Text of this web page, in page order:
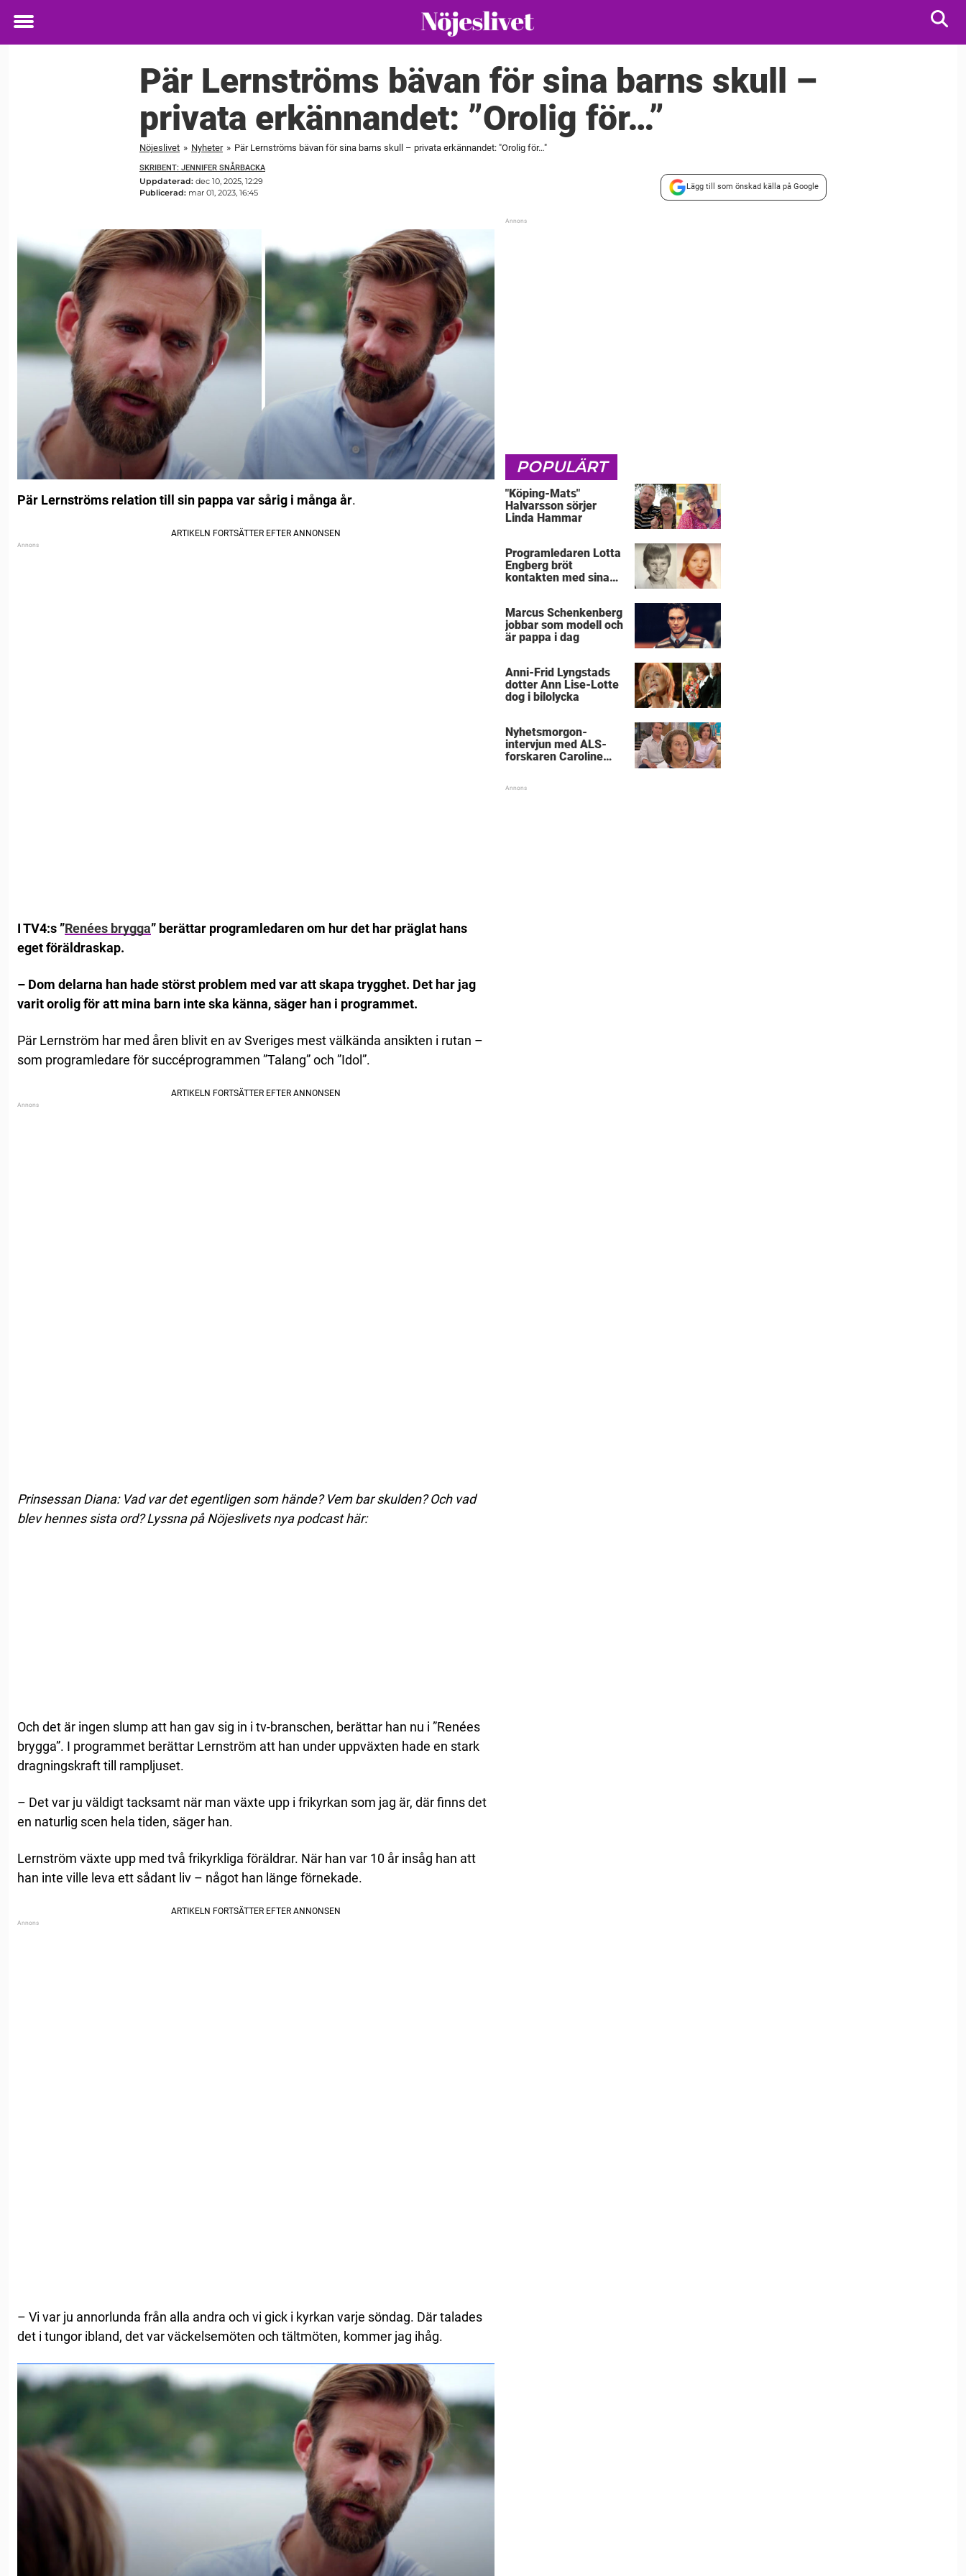
Toggle
Pär Lernströms bävan för sina barns skull –
privata erkännandet: ”Orolig för…”
Nöjeslivet » Nyheter » Pär Lernströms bävan för sina barns skull – privata erkännandet: "Orolig för…"
SKRIBENT: JENNIFER SNÅRBACKA
Uppdaterad: dec 10, 2025, 12:29
Publicerad: mar 01, 2023, 16:45
Lägg till som önskad källa på Google
Pär Lernströms relation till sin pappa var sårig i många år.
I TV4:s ”Renées brygga” berättar programledaren om hur det har präglat hans
eget föräldraskap.
– Dom delarna han hade störst problem med var att skapa trygghet. Det har jag
varit orolig för att mina barn inte ska känna, säger han i programmet.
Pär Lernström har med åren blivit en av Sveriges mest välkända ansikten i rutan –
som programledare för succéprogrammen ”Talang” och ”Idol”.
Prinsessan Diana: Vad var det egentligen som hände? Vem bar skulden? Och vad
blev hennes sista ord? Lyssna på Nöjeslivets nya podcast här:
Och det är ingen slump att han gav sig in i tv-branschen, berättar han nu i ”Renées
brygga”. I programmet berättar Lernström att han under uppväxten hade en stark
dragningskraft till rampljuset.
– Det var ju väldigt tacksamt när man växte upp i frikyrkan som jag är, där finns det
en naturlig scen hela tiden, säger han.
Lernström växte upp med två frikyrkliga föräldrar. När han var 10 år insåg han att
han inte ville leva ett sådant liv – något han länge förnekade.
– Vi var ju annorlunda från alla andra och vi gick i kyrkan varje söndag. Där talades
det i tungor ibland, det var väckelsemöten och tältmöten, kommer jag ihåg.
POPULÄRT
"Köping-Mats"
Halvarsson sörjer
Linda Hammar
Programledaren Lotta
Engberg bröt
kontakten med sina
Marcus Schenkenberg
jobbar som modell och
är pappa i dag
Anni-Frid Lyngstads
dotter Ann Lise-Lotte
dog i bilolycka
Nyhetsmorgon-
intervjun med ALS-
forskaren Caroline